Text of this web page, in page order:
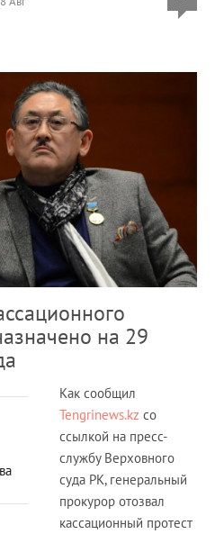
на 29
Как сообщил
Tengrinews.kz со
ссылкой на пресс-
службу Верховного
суда РК, генеральный
прокурор отозвал
кассационный протест